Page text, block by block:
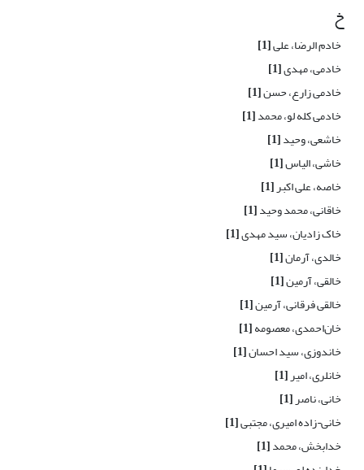
خ
خادم الرضا، علی[1]
خادمی، مهدی[1]
خادمی زارع، حسن[1]
خادمی کله لو، محمد[1]
خاشعی، وحید[1]
خاشی، الیاس[1]
خاصه، علی اکبر[1]
خاقانی، محمد وحید[1]
خاک زادیان، سید مهدی[1]
خالدی، آرمان[1]
خالقی، آرمین[1]
خالقی فرقانی، آرمین[1]
خان‌احمدی، معصومه[1]
خاندوزی، سید احسان[1]
خانلری، امیر[1]
خانی، ناصر[1]
خانی¬زاده امیری، مجتبی[1]
خدابخش، محمد[1]